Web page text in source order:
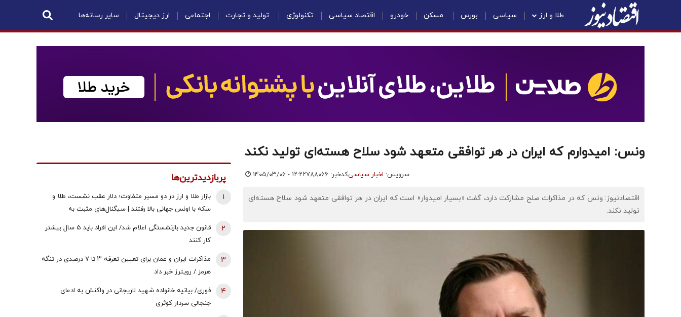
طلا و ارز سیاسی بورس مسکن خودرو اقتصاد سیاسی تکنولوژی تولید و تجارت اجتماعی ارز دیجیتال سایر رسانه‌ها
ونس: امیدوارم که ایران در هر توافقی متعهد شود سلاح هسته‌ای تولید نکند
سرویس: اخبار سیاسیکدخبر: ۷۸۸۰۶۶ ۱۴۰۵/۰۳/۰۶ - ۱۲:۲۲
اقتصادنیوز: ونس که در مذاکرات صلح مشارکت دارد، گفت «بسیار امیدوار» است که ایران در هر توافقی متعهد شود سلاح هسته‌ای
تولید نکند.
پربازدیدترین‌ها
بازار طلا و ارز در دو مسیر متفاوت؛ دلار عقب نشست، طلا و
سکه با اونس جهانی بالا رفتند | سیگنال‌های مثبت به
1
قانون جدید بازنشستگی اعلام شد/ این افراد باید 5 سال بیشتر
کار کنند
2
مذاکرات ایران و عمان برای تعیین تعرفه ۳ تا ۷ درصدی در تنگه
هرمز / رویترز خبر داد
3
فوری/ بیانیه خانواده شهید لاریجانی در واکنش به ادعای
جنجالی سردار کوثری
4